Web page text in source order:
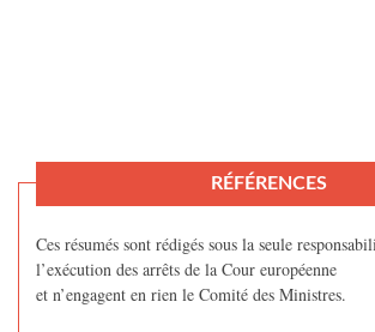
RÉFÉRENCES
Ces résumés sont rédigés sous la seule
l’exécution des arrêts de la Cour européenne
et n’engagent en rien le Comité des Ministres.